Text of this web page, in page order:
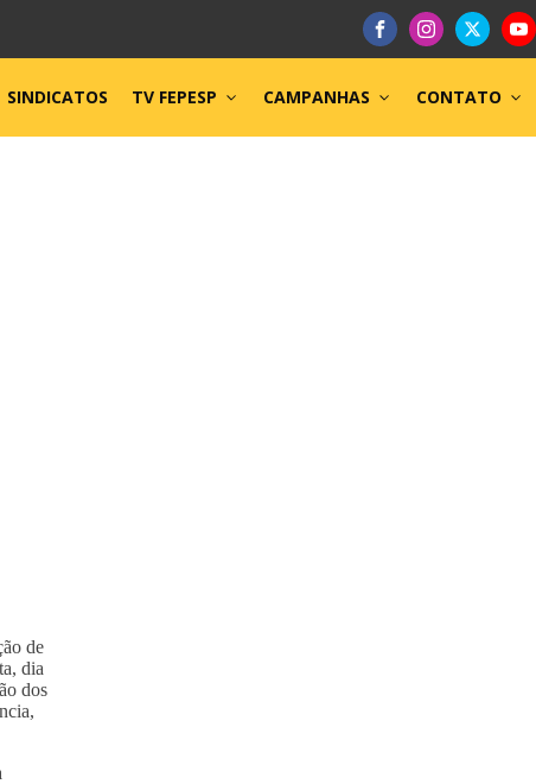
SINDICATOS TV FEPESP CAMPANHAS CONTATO
de
dia
dos